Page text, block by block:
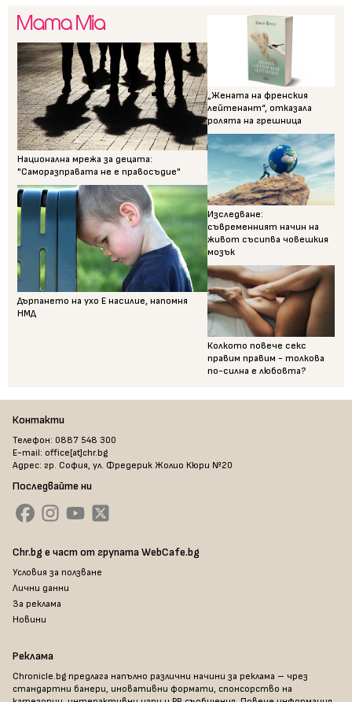
Национална мрежа за децата:
"Саморазправата не е правосъдие"
Дърпането на ухо Е насилие, напомня
НМД
„Жената на френския
лейтенант“, отказала
ролята на грешница
Изследване:
съвременният начин на
живот съсипва човешкия
мозък
Колкото повече секс
правим правим - толкова
по-силна е любовта?
Контакти
Телефон: 0887 548 300
E-mail: office[at]chr.bg
Адрес: гр. София, ул. Фредерик Жолио Кюри №20
Последвайте ни
Chr.bg е част от групата WebCafe.bg
Условия за ползване
Лични данни
За реклама
Новини
Реклама
Chronicle.bg предлага напълно различни начини за реклама – чрез
стандартни банери, иновативни формати, спонсорство на